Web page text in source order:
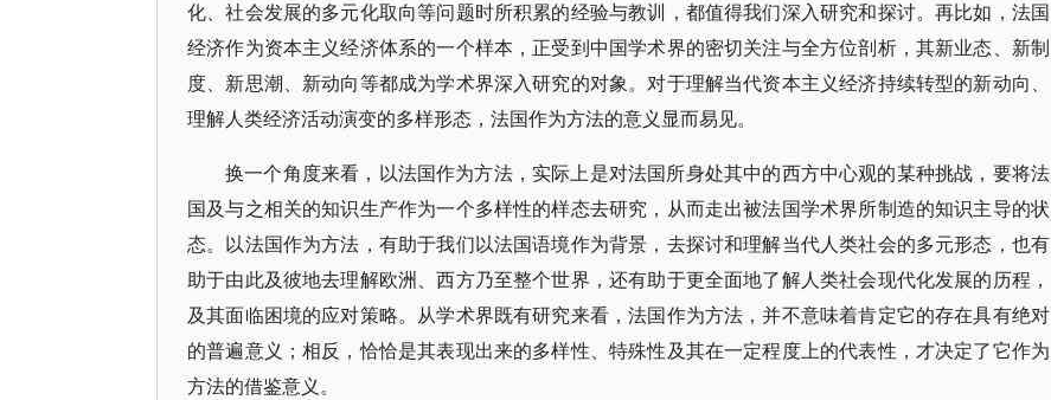
化、社会发展的多元化取向等问题时所积累的经验与教训，都值得我们深入研究和探讨。再比如，法国
经济作为资本主义经济体系的一个样本，正受到中国学术界的密切关注与全方位剖析，其新业态、新制
度、新思潮、新动向等都成为学术界深入研究的对象。对于理解当代资本主义经济持续转型的新动向、
理解人类经济活动演变的多样形态，法国作为方法的意义显而易见。
换一个角度来看，以法国作为方法，实际上是对法国所身处其中的西方中心观的某种挑战，要将法
国及与之相关的知识生产作为一个多样性的样态去研究，从而走出被法国学术界所制造的知识主导的状
态。以法国作为方法，有助于我们以法国语境作为背景，去探讨和理解当代人类社会的多元形态，也有
助于由此及彼地去理解欧洲、西方乃至整个世界，还有助于更全面地了解人类社会现代化发展的历程，
及其面临困境的应对策略。从学术界既有研究来看，法国作为方法，并不意味着肯定它的存在具有绝对
的普遍意义；相反，恰恰是其表现出来的多样性、特殊性及其在一定程度上的代表性，才决定了它作为
方法的借鉴意义。